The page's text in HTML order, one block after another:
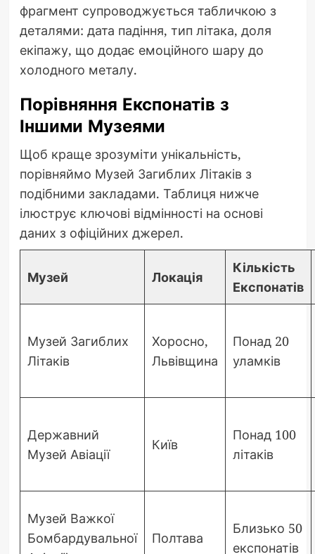
фрагмент супроводжується табличкою з
деталями: дата падіння, тип літака, доля
екіпажу, що додає емоційного шару до
холодного металу.
Порівняння Експонатів з
Іншими Музеями
Щоб краще зрозуміти унікальність,
порівняймо Музей Загиблих Літаків з
подібними закладами. Таблиця нижче
ілюструє ключові відмінності на основі
даних з офіційних джерел.
Музей Локація
Кількість
Експонатів
Музей Загиблих
Літаків
Хоросно,
Львівщина
Понад 20
уламків
Державний
Музей Авіації
Київ
Понад 100
літаків
Музей Важкої
Бомбардувальної
Полтава
Близько 50
експонатів